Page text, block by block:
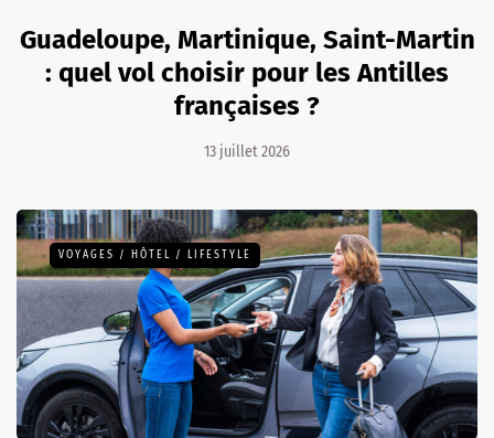
Guadeloupe, Martinique, Saint-Martin
: quel vol choisir pour les Antilles
françaises ?
13 juillet 2026
VOYAGES / HÔTEL / LIFESTYLE